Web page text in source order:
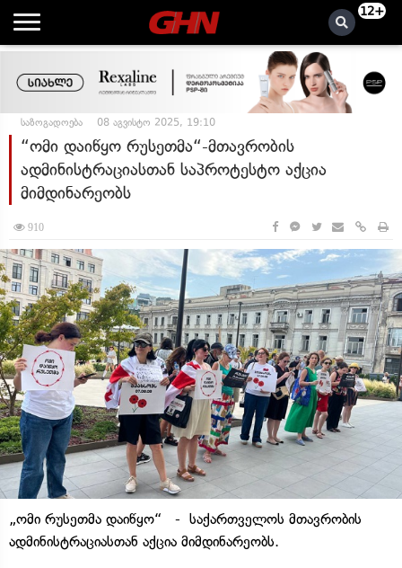
12+
საზოგადოება 08 აგვისტო 2025, 19:10
“ომი დაიწყო რუსეთმა“-მთავრობის
ადმინისტრაციასთან საპროტესტო აქცია
მიმდინარეობს
910
„ომი რუსეთმა დაიწყო“ - საქართველოს მთავრობის
ადმინისტრაციასთან აქცია მიმდინარეობს.